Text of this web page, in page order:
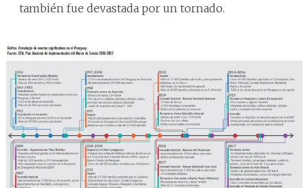
también fue devastada por un tornado.